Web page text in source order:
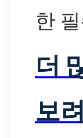
한
더
보